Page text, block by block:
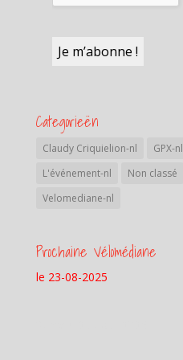
Categorieën
Claudy Criquielion-nl GPX-nl
L'événement-nl
Non classé
Velomediane-nl
Prochaine Vélomédiane
le 23-08-2025